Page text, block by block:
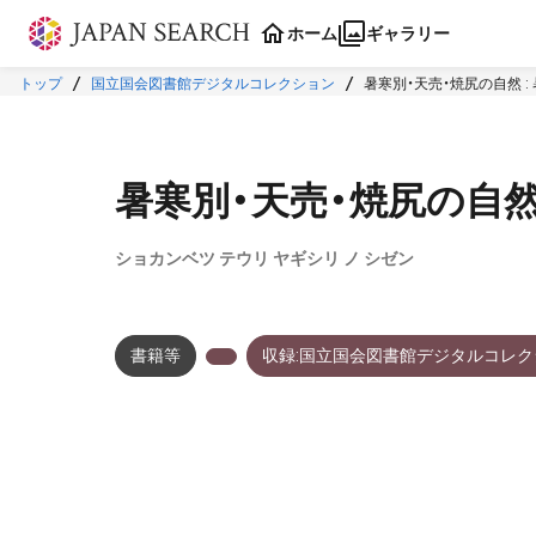
本文に飛ぶ
ホーム ギャラリー
トップ 国立国会図書館デジタルコレクション 暑寒別・天売・焼尻の自然
暑寒別・天売・焼尻の自
ショカンベツ テウリ ヤギシリ ノ シゼン
書籍等 収録:国立国会図書館デジタルコレ